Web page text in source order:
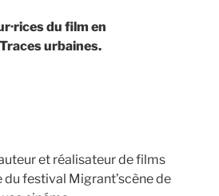
du film en
urbaines.
et réalisateur de films
festival Migrant’scène de